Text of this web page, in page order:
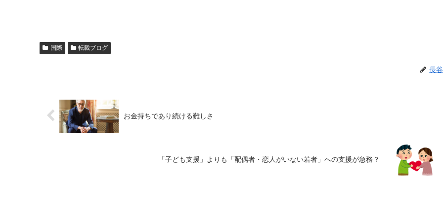
国際 転載ブログ
長
お金持ちであり続ける難しさ
「子ども支援」よりも「配偶者・恋人がいない若者」への支援が急務？